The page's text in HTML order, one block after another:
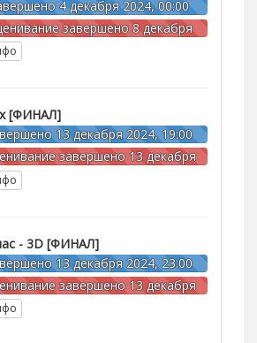
4 декабря 2024, 00:00
завершено 8 декабря
[ФИНАЛ]
13 декабря 2024, 19:00
завершено 13 декабря
- 3D [ФИНАЛ]
13 декабря 2024, 23:00
завершено 13 декабря